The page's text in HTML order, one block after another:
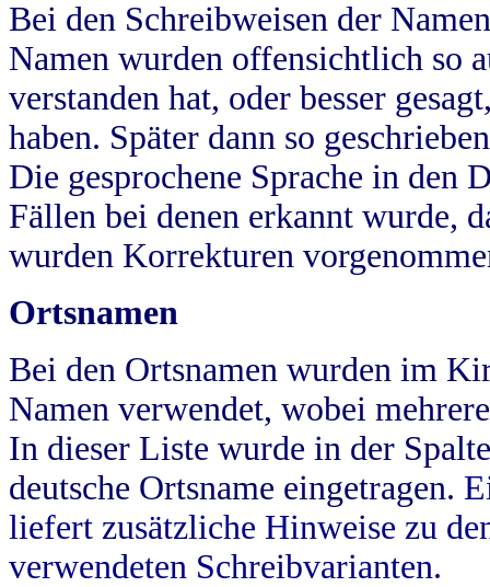
Bei den Schreibweisen der
Namen wurden offensichtlich so
verstanden hat, oder besser
haben. Später dann so
Die gesprochene Sprache in
Fällen bei denen erkannt wurde,
wurden Korrekturen
Ortsnamen
Bei den Ortsnamen wurden im
Namen verwendet, wobei
In dieser Liste wurde in der
deutsche Ortsname eingetragen.
liefert zusätzliche Hinweise zu
verwendeten Schreibvarianten.